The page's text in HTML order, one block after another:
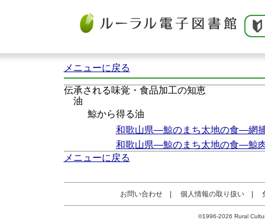
メニューに戻る
伝承される味覚・食品加工の知恵
油
鯨から得る油
和歌山県―鯨のまち太地の食―網
和歌山県―鯨のまち太地の食―鯨
メニューに戻る
お問い合わせ 個人情報の取り扱い
©1996-2026 Rural